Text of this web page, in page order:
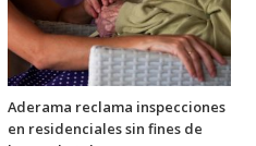
Aderama reclama inspecciones
en residenciales sin fines de